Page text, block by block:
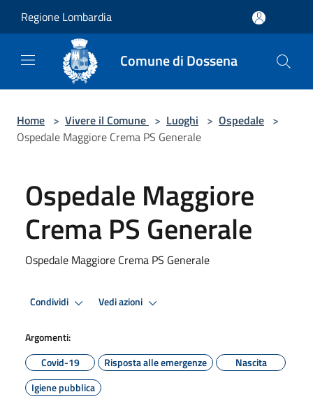
Regione Lombardia
Comune di Dossena
Home > Vivere il Comune > Luoghi > Ospedale >
Ospedale Maggiore Crema PS Generale
Ospedale Maggiore
Crema PS Generale
Ospedale Maggiore Crema PS Generale
Condividi Vedi azioni
Argomenti:
Covid-19
Risposta alle emergenze
Nascita
Igiene pubblica